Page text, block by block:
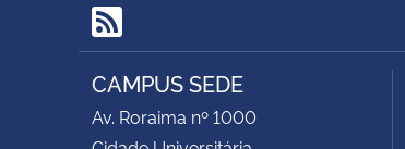
RSS
CAMPUS SEDE
Av. Roraima nº 1000